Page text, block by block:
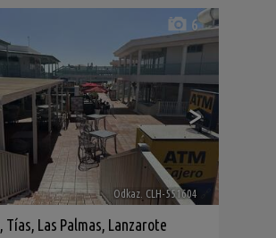
>
6
Odkaz. CLH-551604
, Tías, Las Palmas, Lanzarote